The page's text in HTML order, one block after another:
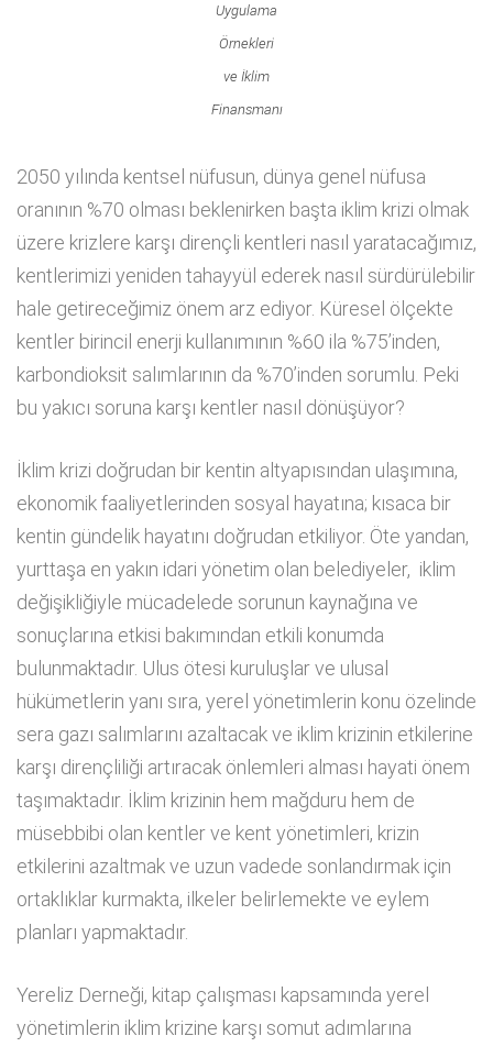
Uygulama
Örnekleri
ve İklim
Finansmanı
2050 yılında kentsel nüfusun, dünya genel nüfusa
oranının %70 olması beklenirken başta iklim krizi olmak
üzere krizlere karşı dirençli kentleri nasıl yaratacağımız,
kentlerimizi yeniden tahayyül ederek nasıl sürdürülebilir
hale getireceğimiz önem arz ediyor. Küresel ölçekte
kentler birincil enerji kullanımının %60 ila %75’inden,
karbondioksit salımlarının da %70’inden sorumlu. Peki
bu yakıcı soruna karşı kentler nasıl dönüşüyor?
İklim krizi doğrudan bir kentin altyapısından ulaşımına,
ekonomik faaliyetlerinden sosyal hayatına; kısaca bir
kentin gündelik hayatını doğrudan etkiliyor. Öte yandan,
yurttaşa en yakın idari yönetim olan belediyeler, iklim
değişikliğiyle mücadelede sorunun kaynağına ve
sonuçlarına etkisi bakımından etkili konumda
bulunmaktadır. Ulus ötesi kuruluşlar ve ulusal
hükümetlerin yanı sıra, yerel yönetimlerin konu özelinde
sera gazı salımlarını azaltacak ve iklim krizinin etkilerine
karşı dirençliliği artıracak önlemleri alması hayati önem
taşımaktadır. İklim krizinin hem mağduru hem de
müsebbibi olan kentler ve kent yönetimleri, krizin
etkilerini azaltmak ve uzun vadede sonlandırmak için
ortaklıklar kurmakta, ilkeler belirlemekte ve eylem
planları yapmaktadır.
Yereliz Derneği, kitap çalışması kapsamında yerel
yönetimlerin iklim krizine karşı somut adımlarına